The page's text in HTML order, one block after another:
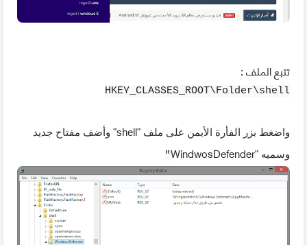
تتبع الملف :
HKEY_CLASSES_ROOT\Folder\shell
واضغط بزر الفأرة الأيمن على ملف "shell" وأضف مفتاح جديد
وسميه "WindwosDefender
"